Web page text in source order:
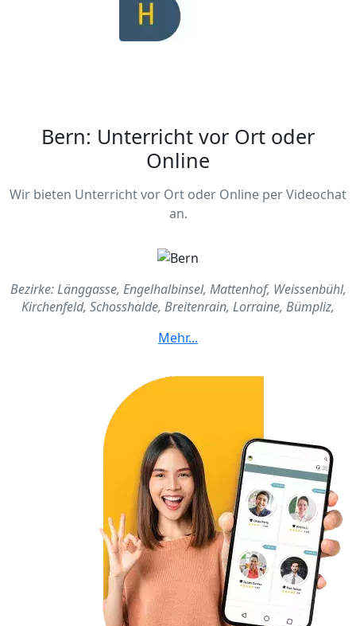
Bern: Unterricht vor Ort oder
Online
Wir bieten Unterricht vor Ort oder Online per Videochat
an.
Bezirke: Länggasse, Engelhalbinsel, Mattenhof, Weissenbühl,
Kirchenfeld, Schosshalde, Breitenrain, Lorraine, Bümpliz,